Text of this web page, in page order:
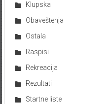
Klupska
Obaveštenja
Ostala
Raspisi
Rekreacija
Rezultati
Startne liste